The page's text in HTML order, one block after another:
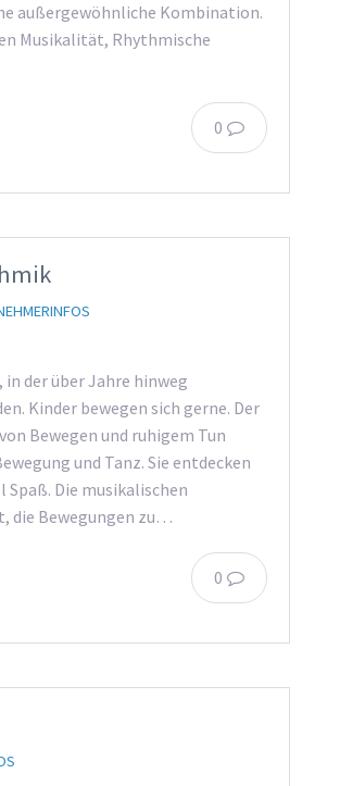
außergewöhnliche Kombination.
Musikalität, Rhythmische
0
der über Jahre hinweg
Kinder bewegen sich gerne. Der
Bewegen und ruhigem Tun
und Tanz. Sie entdecken
Die musikalischen
die Bewegungen zu…
0